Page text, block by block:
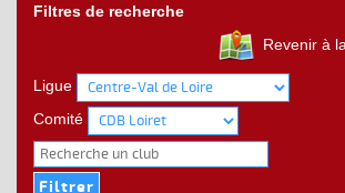
Filtres de recherche
Revenir à
Ligue
Comité